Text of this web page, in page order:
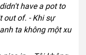
have a pot to
out of. - Khi sự
ta không một xu